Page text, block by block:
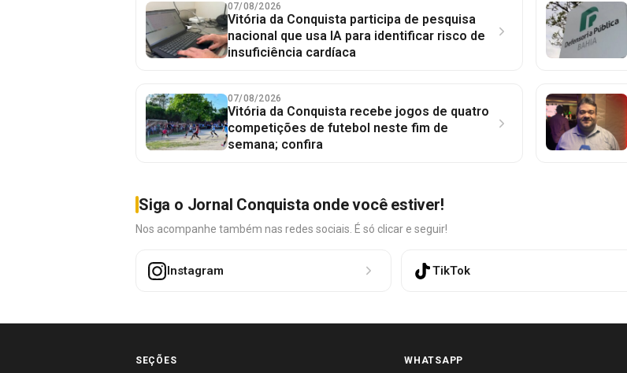
07/08/2026
Vitória da Conquista participa de pesquisa
nacional que usa IA para identificar risco de
insuficiência cardíaca
07/08/2026
Vitória da Conquista recebe jogos de quatro
competições de futebol neste fim de
semana; confira
Siga o Jornal Conquista onde você estiver!
Nos acompanhe também nas redes sociais. É só clicar e seguir!
Instagram TikTok
SEÇÕES WHATSAPP